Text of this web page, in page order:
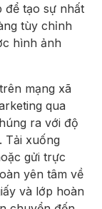
để tạo sự nhất
tùy chỉnh
hình ảnh
mạng xã
qua
ra với độ
Tải xuống
gửi trực
yên tâm về
và lớp hoàn